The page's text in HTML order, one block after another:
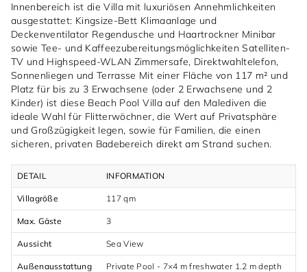
Innenbereich ist die Villa mit luxuriösen Annehmlichkeiten
ausgestattet: Kingsize-Bett Klimaanlage und
Deckenventilator Regendusche und Haartrockner Minibar
sowie Tee- und Kaffeezubereitungsmöglichkeiten Satelliten-
TV und Highspeed-WLAN Zimmersafe, Direktwahltelefon,
Sonnenliegen und Terrasse Mit einer Fläche von 117 m² und
Platz für bis zu 3 Erwachsene (oder 2 Erwachsene und 2
Kinder) ist diese Beach Pool Villa auf den Malediven die
ideale Wahl für Flitterwöchner, die Wert auf Privatsphäre
und Großzügigkeit legen, sowie für Familien, die einen
sicheren, privaten Badebereich direkt am Strand suchen.
DETAIL INFORMATION
Villagröße 117 qm
Max. Gäste 3
Aussicht Sea View
Außenausstattung Private Pool - 7×4 m freshwater 1.2 m depth